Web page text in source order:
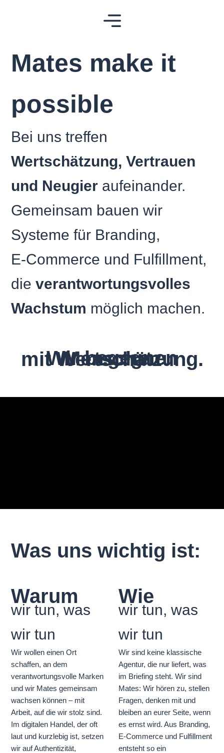
Mates make it
possible
Bei uns treffen
Wertschätzung, Vertrauen
und Neugier aufeinander.
Gemeinsam bauen wir
Systeme für Branding,
E‑Commerce und Fulfillment,
dieverantwortungsvolles
Wachstum möglich machen.
Wir begegnen Menschen
mit Wertschätzung.
Was uns wichtig ist:
Warum
wir tun, was
wir tun
Wir wollen einen Ort
schaffen, an dem
verantwortungsvolle Marken
und wir Mates gemeinsam
wachsen können – mit
Arbeit, auf die wir stolz sind.
Im digitalen Handel, der oft
laut und kurzlebig ist, setzen
wir auf Authentizität,
Wie
wir tun, was
wir tun
Wir sind keine klassische
Agentur, die nur liefert, was
im Briefing steht. Wir sind
Mates: Wir hören zu, stellen
Fragen, denken mit und
bleiben an eurer Seite, wenn
es ernst wird. Aus Branding,
E‑Commerce und Fulfillment
entsteht so ein